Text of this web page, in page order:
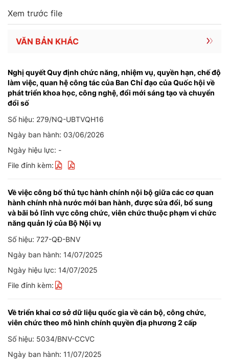
Xem trước file
VĂN BẢN KHÁC
Nghị quyết Quy định chức năng, nhiệm vụ, quyền hạn, chế độ
làm việc, quan hệ công tác của Ban Chỉ đạo của Quốc hội về
phát triển khoa học, công nghệ, đổi mới sáng tạo và chuyển
đổi số
Số hiệu: 279/NQ-UBTVQH16
Ngày ban hành: 03/06/2026
Ngày hiệu lực: -
File đính kèm:
Về việc công bố thủ tục hành chính nội bộ giữa các cơ quan
hành chính nhà nước mới ban hành, được sửa đổi, bổ sung
và bãi bỏ lĩnh vực công chức, viên chức thuộc phạm vi chức
năng quản lý của Bộ Nội vụ
Số hiệu: 727-QĐ-BNV
Ngày ban hành: 14/07/2025
Ngày hiệu lực: 14/07/2025
File đính kèm:
Về triển khai cơ sở dữ liệu quốc gia về cán bộ, công chức,
viên chức theo mô hình chính quyền địa phương 2 cấp
Số hiệu: 5034/BNV-CCVC
Ngày ban hành: 11/07/2025